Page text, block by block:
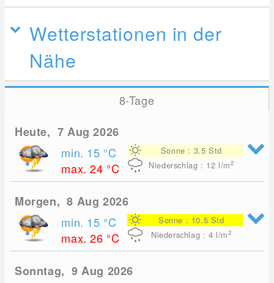
Wetterstationen in der
Nähe
8-Tage
Heute, 7 Aug 2026
min. 15 °C
max. 24 °C
Sonne : 3.5 Std
Niederschlag : 12 l/m2
Morgen, 8 Aug 2026
min. 15 °C
max. 26 °C
Sonne : 10.5 Std
Niederschlag : 4 l/m2
Sonntag, 9 Aug 2026